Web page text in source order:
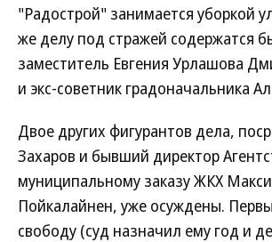
"Радострой" занимается уборкой
же делу под стражей содержатся
заместитель Евгения Урлашова
и экс-советник градоначальника
Двое других фигурантов дела,
Захаров и бывший директор
муниципальному заказу ЖКХ
Пойкалайнен, уже осуждены.
свободу (суд назначил ему год и